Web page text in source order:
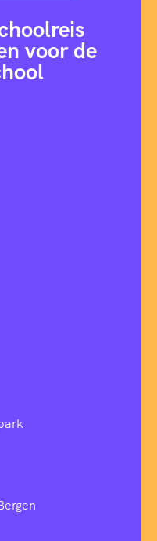
voor de